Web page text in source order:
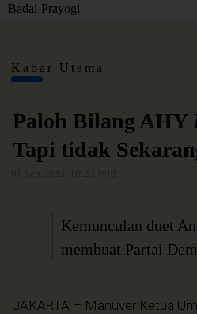
Badai-Prayogi
Kabar Utama
Paloh Bilang AHY
Tapi tidak
Kemunculan duet
membuat Partai
JAKARTA – Manuver Ketua